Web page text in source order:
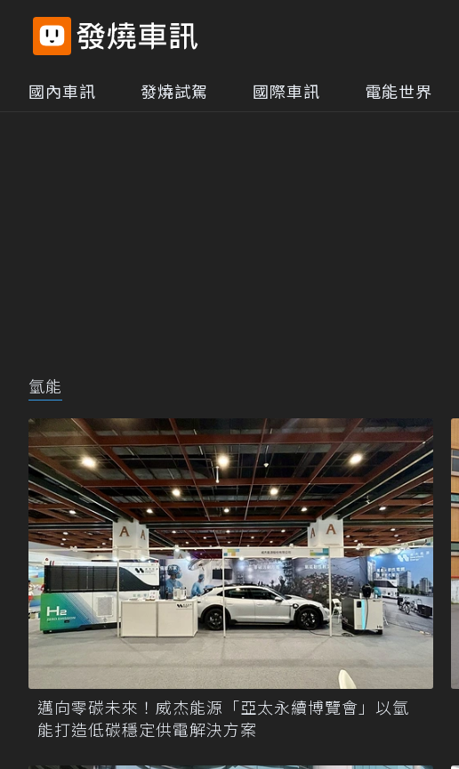
國內車訊 發燒試駕 國際車訊 電能世界
氫能
邁向零碳未來！威杰能源「亞太永續博覽會」以氫
能打造低碳穩定供電解決方案